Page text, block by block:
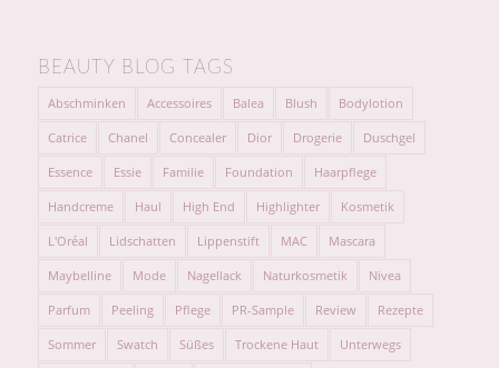
BEAUTY BLOG TAGS
Abschminken Accessoires Balea Blush Bodylotion
Catrice Chanel Concealer Dior Drogerie Duschgel
Essence Essie Familie Foundation Haarpflege
Handcreme Haul High End Highlighter Kosmetik
L'Oréal Lidschatten Lippenstift MAC Mascara
Maybelline Mode Nagellack Naturkosmetik Nivea
Parfum Peeling Pflege PR-Sample Review Rezepte
Sommer Swatch Süßes Trockene Haut Unterwegs